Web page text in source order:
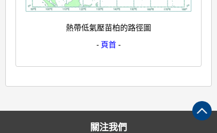
熱帶低氣壓苗柏的路徑圖
- 頁首 -
關注我們